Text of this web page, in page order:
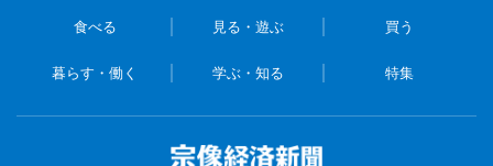
食べる 見る・遊ぶ 買う
暮らす・働く 学ぶ・知る 特集